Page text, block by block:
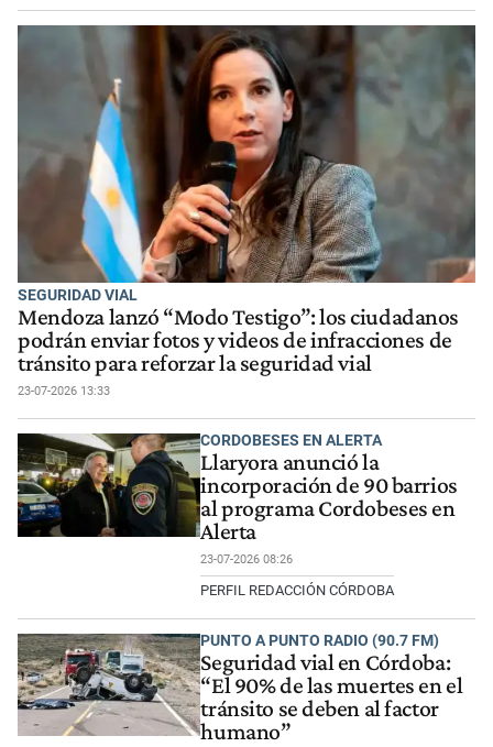
SEGURIDAD VIAL
Mendoza lanzó “Modo Testigo”: los ciudadanos
podrán enviar fotos y videos de infracciones de
tránsito para reforzar la seguridad vial
23-07-2026 13:33
CORDOBESES EN ALERTA
Llaryora anunció la
incorporación de 90 barrios
al programa Cordobeses en
Alerta
23-07-2026 08:26
PERFIL REDACCIÓN CÓRDOBA
PUNTO A PUNTO RADIO (90.7 FM)
Seguridad vial en Córdoba:
“El 90% de las muertes en el
tránsito se deben al factor
humano”